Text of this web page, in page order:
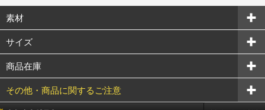
素材
サイズ
商品在庫
その他・商品に関するご注意